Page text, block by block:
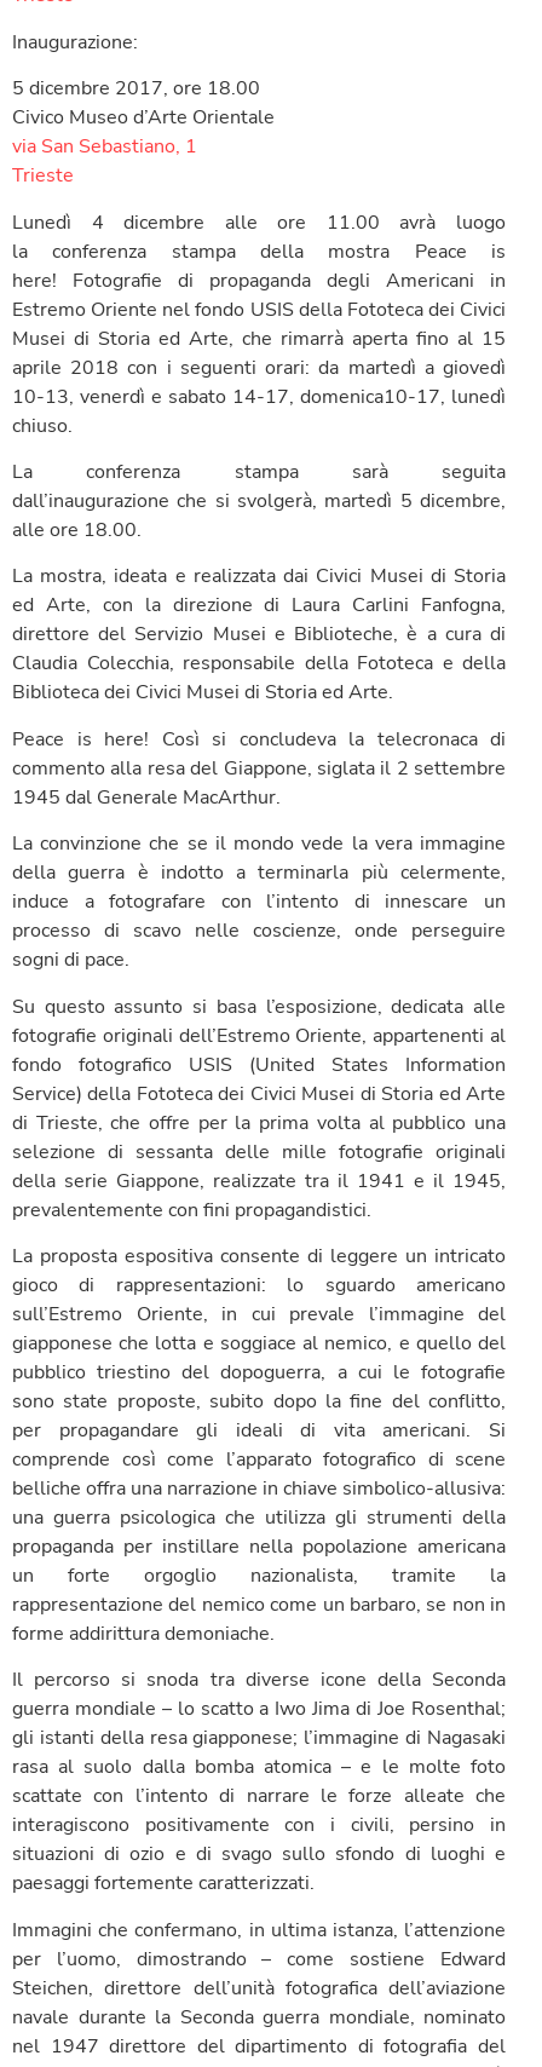
Inaugurazione:
5 dicembre 2017, ore 18.00
Civico Museo d’Arte Orientale
via San Sebastiano, 1
Trieste
Lunedì 4 dicembre alle ore 11.00 avrà luogo
la conferenza stampa della mostra Peace is
here! Fotografie di propaganda degli Americani in
Estremo Oriente nel fondo USIS della Fototeca dei Civici
Musei di Storia ed Arte, che rimarrà aperta fino al 15
aprile 2018 con i seguenti orari: da martedì a giovedì
10-13, venerdì e sabato 14-17, domenica10-17, lunedì
chiuso.
La conferenza stampa sarà seguita
dall’inaugurazione che si svolgerà, martedì 5 dicembre,
alle ore 18.00.
La mostra, ideata e realizzata dai Civici Musei di Storia
ed Arte, con la direzione di Laura Carlini Fanfogna,
direttore del Servizio Musei e Biblioteche, è a cura di
Claudia Colecchia, responsabile della Fototeca e della
Biblioteca dei Civici Musei di Storia ed Arte.
Peace is here! Così si concludeva la telecronaca di
commento alla resa del Giappone, siglata il 2 settembre
1945 dal Generale MacArthur.
La convinzione che se il mondo vede la vera immagine
della guerra è indotto a terminarla più celermente,
induce a fotografare con l’intento di innescare un
processo di scavo nelle coscienze, onde perseguire
sogni di pace.
Su questo assunto si basa l’esposizione, dedicata alle
fotografie originali dell’Estremo Oriente, appartenenti al
fondo fotografico USIS (United States Information
Service) della Fototeca dei Civici Musei di Storia ed Arte
di Trieste, che offre per la prima volta al pubblico una
selezione di sessanta delle mille fotografie originali
della serie Giappone, realizzate tra il 1941 e il 1945,
prevalentemente con fini propagandistici.
La proposta espositiva consente di leggere un intricato
gioco di rappresentazioni: lo sguardo americano
sull’Estremo Oriente, in cui prevale l’immagine del
giapponese che lotta e soggiace al nemico, e quello del
pubblico triestino del dopoguerra, a cui le fotografie
sono state proposte, subito dopo la fine del conflitto,
per propagandare gli ideali di vita americani. Si
comprende così come l’apparato fotografico di scene
belliche offra una narrazione in chiave simbolico-allusiva:
una guerra psicologica che utilizza gli strumenti della
propaganda per instillare nella popolazione americana
un forte orgoglio nazionalista, tramite la
rappresentazione del nemico come un barbaro, se non in
forme addirittura demoniache.
Il percorso si snoda tra diverse icone della Seconda
guerra mondiale – lo scatto a Iwo Jima di Joe Rosenthal;
gli istanti della resa giapponese; l’immagine di Nagasaki
rasa al suolo dalla bomba atomica – e le molte foto
scattate con l’intento di narrare le forze alleate che
interagiscono positivamente con i civili, persino in
situazioni di ozio e di svago sullo sfondo di luoghi e
paesaggi fortemente caratterizzati.
Immagini che confermano, in ultima istanza, l’attenzione
per l’uomo, dimostrando – come sostiene Edward
Steichen, direttore dell’unità fotografica dell’aviazione
navale durante la Seconda guerra mondiale, nominato
nel 1947 direttore del dipartimento di fotografia del